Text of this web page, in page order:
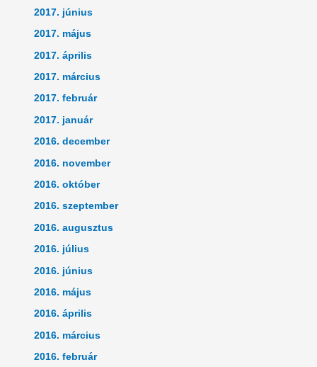
2017. június
2017. május
2017. április
2017. március
2017. február
2017. január
2016. december
2016. november
2016. október
2016. szeptember
2016. augusztus
2016. július
2016. június
2016. május
2016. április
2016. március
2016. február